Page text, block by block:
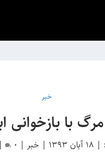
خبر
با
| 18 آبان 1393 |خبر |
0